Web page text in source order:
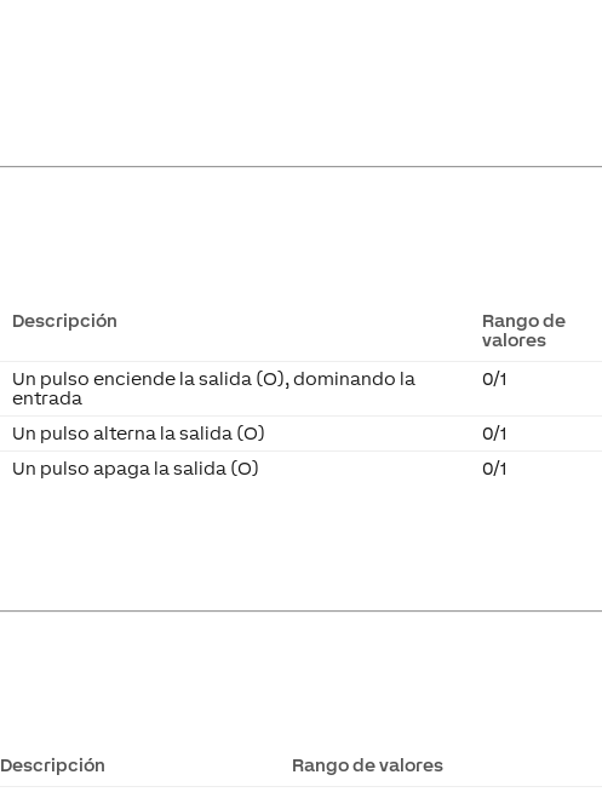
Descripción
Rango de
valores
Un pulso enciende la salida (O), dominando la
entrada
0/1
Un pulso alterna la salida (O)
0/1
Un pulso apaga la salida (O) 0/1
Descripción
Rango de valores